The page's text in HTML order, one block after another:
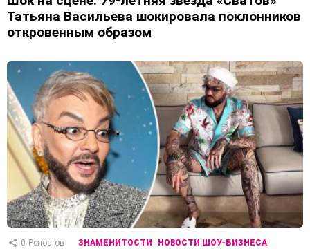
Татьяна Васильева шокировала поклонников
откровенным образом
0 Репостов ЗНАМЕНИТОСТИ НОВОСТИ ШОУ-БИЗНЕСА